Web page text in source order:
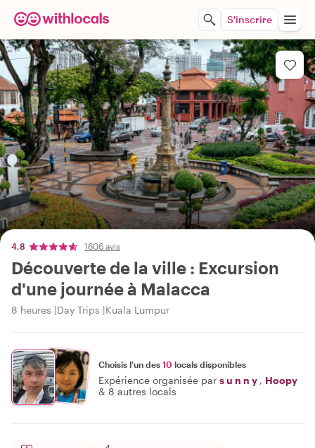
S'inscrire
4,8 1606 avis
Découverte de la ville : Excursion
d'une journée à Malacca
8 heures Day Trips Kuala Lumpur
Choisis l'un des 10 locals disponibles
Expérience organisée par s u n n y , Hoopy
& 8 autres locals